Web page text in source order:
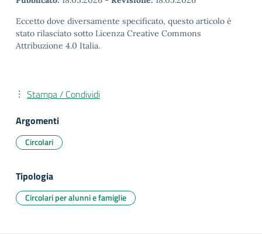
Eccetto dove diversamente specificato, questo articolo è
stato rilasciato sotto Licenza Creative Commons
Attribuzione 4.0 Italia.
Stampa / Condividi
Argomenti
Circolari
Tipologia
Circolari per alunni e famiglie